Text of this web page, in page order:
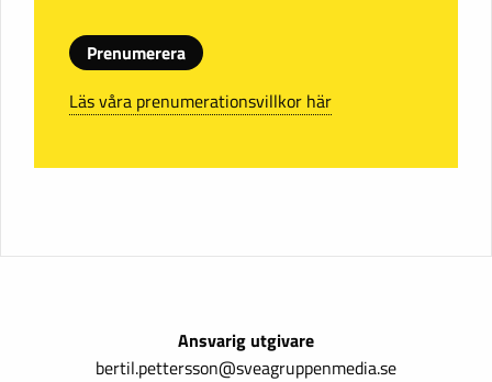
Prenumerera
Läs våra prenumerationsvillkor här
Ansvarig utgivare
bertil.pettersson@sveagruppenmedia.se